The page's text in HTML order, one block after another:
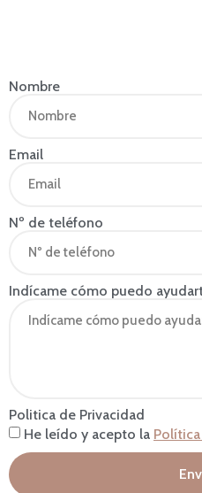
Nombre
Email
Nº de teléfono
Indícame cómo puedo
Politica de Privacidad
He leído y acepto la